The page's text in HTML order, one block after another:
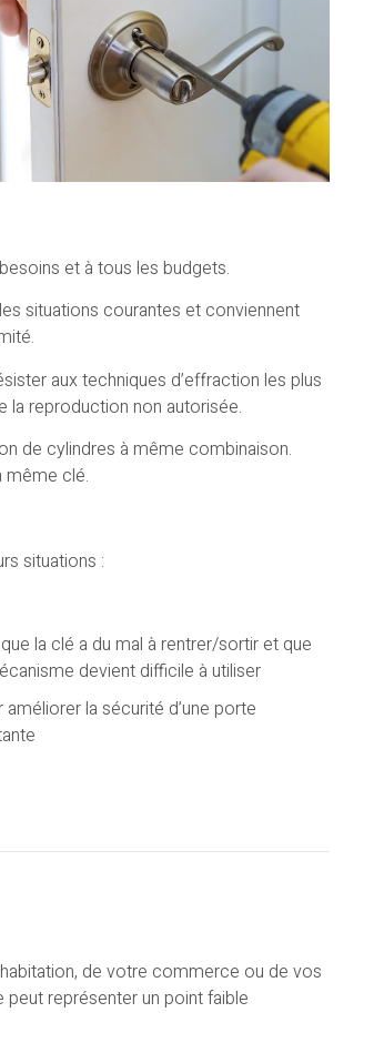
et à tous les budgets.
situations courantes et conviennent
aux techniques d’effraction les plus
reproduction non autorisée.
de cylindres à même combinaison.
même clé.
situations :
la clé a du mal à rentrer/sortir et que
devient difficile à utiliser
améliorer la sécurité d’une porte
de votre commerce ou de vos
peut représenter un point faible